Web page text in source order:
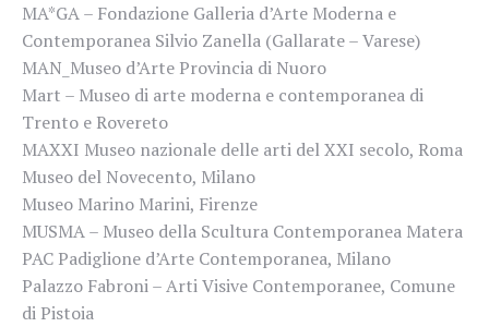
MA*GA – Fondazione Galleria d’Arte Moderna e
Contemporanea Silvio Zanella (Gallarate – Varese)
MAN_Museo d’Arte Provincia di Nuoro
Mart – Museo di arte moderna e contemporanea di
Trento e Rovereto
MAXXI Museo nazionale delle arti del XXI secolo, Roma
Museo del Novecento, Milano
Museo Marino Marini, Firenze
MUSMA – Museo della Scultura Contemporanea Matera
PAC Padiglione d’Arte Contemporanea, Milano
Palazzo Fabroni – Arti Visive Contemporanee, Comune
di Pistoia